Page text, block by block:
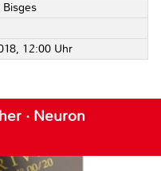
12:00 Uhr
· Neuron